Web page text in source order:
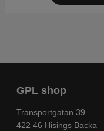
GPL shop
Transportgatan 39
422 46 Hisings Backa